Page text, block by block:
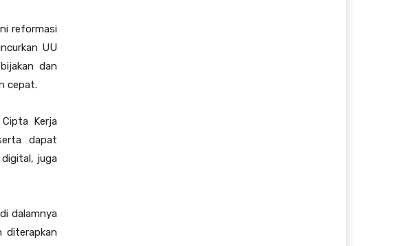
reformasi
UU
dan
cepat.
Kerja
dapat
juga
dalamnya
diterapkan